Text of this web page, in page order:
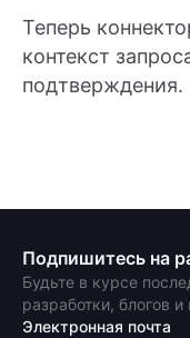
Теперь
контекст
подтверждения.
Подпишитесь на
Будьте в курсе
разработки, блогов
Электронная почта